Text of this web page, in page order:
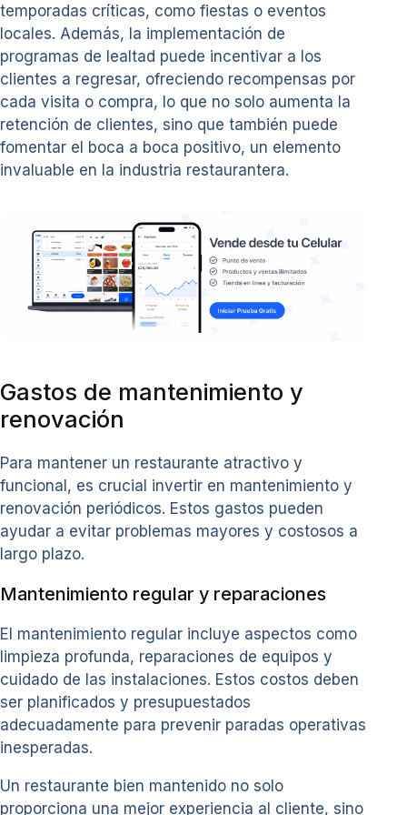
temporadas críticas, como fiestas o eventos
locales. Además, la implementación de
programas de lealtad puede incentivar a los
clientes a regresar, ofreciendo recompensas por
cada visita o compra, lo que no solo aumenta la
retención de clientes, sino que también puede
fomentar el boca a boca positivo, un elemento
invaluable en la industria restaurantera.
Gastos de mantenimiento y
renovación
Para mantener un restaurante atractivo y
funcional, es crucial invertir en mantenimiento y
renovación periódicos. Estos gastos pueden
ayudar a evitar problemas mayores y costosos a
largo plazo.
Mantenimiento regular y reparaciones
El mantenimiento regular incluye aspectos como
limpieza profunda, reparaciones de equipos y
cuidado de las instalaciones. Estos costos deben
ser planificados y presupuestados
adecuadamente para prevenir paradas operativas
inesperadas.
Un restaurante bien mantenido no solo
proporciona una mejor experiencia al cliente, sino